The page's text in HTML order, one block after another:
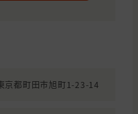
京都町田市旭町1-23-14